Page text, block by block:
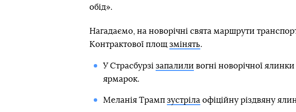
обід».
Нагадаємо, на новорічні свята маршрути
Контрактової площ змінять.
У Страсбурзі запалили вогні новорічної
ярмарок.
Меланія Трамп зустріла офіційну різдвяну